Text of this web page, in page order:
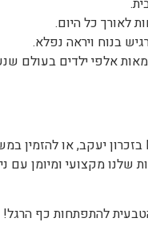
לאורך כל היום.
בנוח ויראה נפלא.
מאות אלפי ילדים בעולם
מקצועי ומיומן עם
להתפתחות כף הרגל!